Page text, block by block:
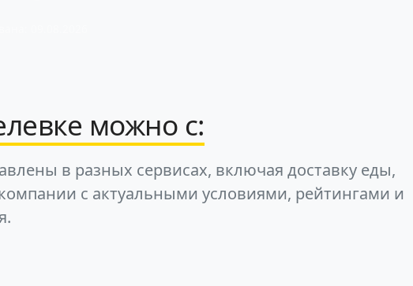
можно с:
в разных сервисах, включая доставку еды,
с актуальными условиями, рейтингами и